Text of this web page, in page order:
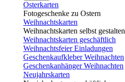
Osterkarten
Fotogeschenke zu Ostern
Weihnachtskarten
Weihnachtskarten selbst gestalten
Weihnachtskarten geschäftlich
Weihnachtsfeier Einladungen
Geschenkaufkleber Weihnachten
Geschenkanhänger Weihnachten
Neujahrskarten